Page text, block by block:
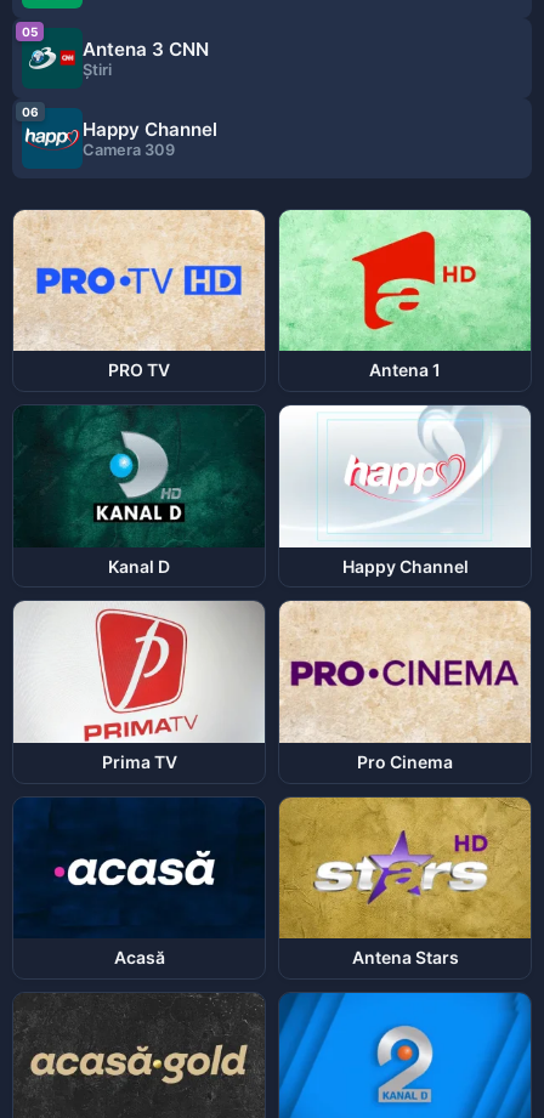
05
Antena 3 CNN
Ştiri
06
Happy Channel
Camera 309
PRO TV Antena 1
Kanal D Happy Channel
Prima TV Pro Cinema
Acasă Antena Stars